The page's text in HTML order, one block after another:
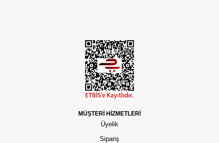
MÜŞTERİ HİZMETLERİ
Üyelik
Sipariş